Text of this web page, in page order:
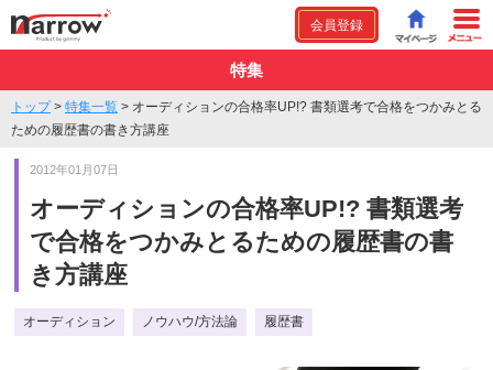
会員登録
特集
トップ> 特集一覧 > オーディションの合格率UP!? 書類選考で合格をつかみとる
ための履歴書の書き方講座
2012年01月07日
オーディションの合格率UP!? 書類選考
で合格をつかみとるための履歴書の書
き方講座
オーディション ノウハウ/方法論 履歴書